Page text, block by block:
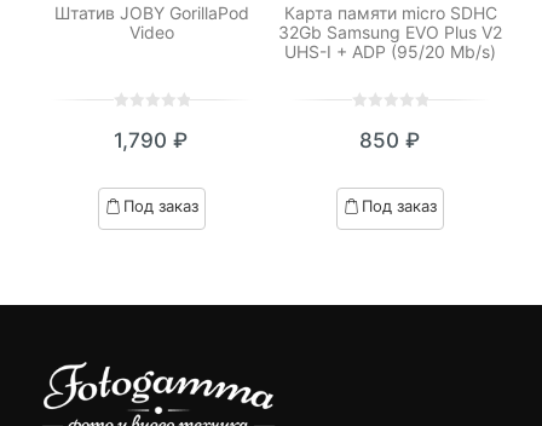
Штатив JOBY GorillaPod
Video
out
based
on
1,790 ₽
Под заказ
Карта памяти micro SDHC
32Gb Samsung EVO Plus V2
UHS-I + ADP (95/20 Mb/s)
out
based
on
850 ₽
Под заказ